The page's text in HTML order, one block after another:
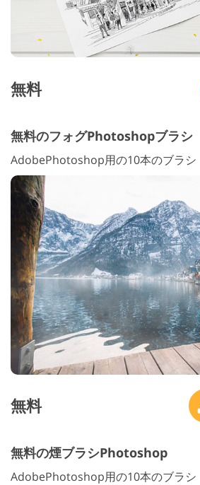
無料
無料のフォグPhotoshopブラシ
AdobePhotoshop用の10本のブラシ
無料
無料の煙ブラシPhotoshop
AdobePhotoshop用の10本のブラシ